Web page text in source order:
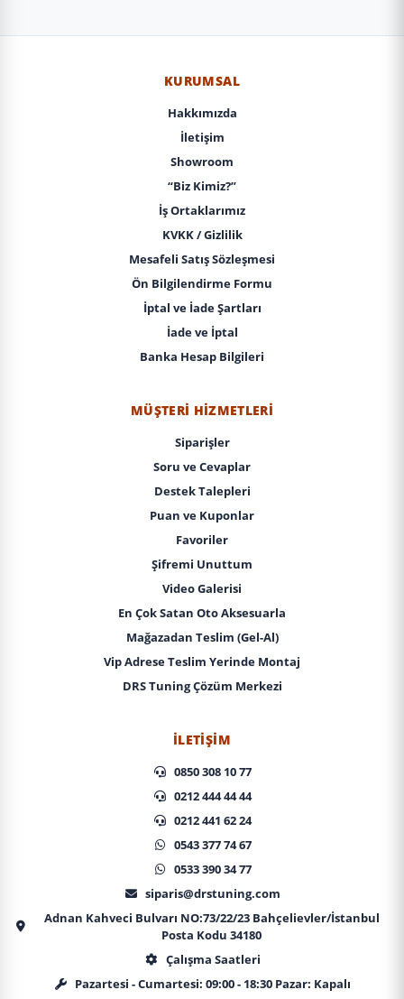
KURUMSAL
Hakkımızda
İletişim
Showroom
“Biz Kimiz?”
İş Ortaklarımız
KVKK / Gizlilik
Mesafeli Satış Sözleşmesi
Ön Bilgilendirme Formu
İptal ve İade Şartları
İade ve İptal
Banka Hesap Bilgileri
MÜŞTERI HIZMETLERI
Siparişler
Soru ve Cevaplar
Destek Talepleri
Puan ve Kuponlar
Favoriler
Şifremi Unuttum
Video Galerisi
En Çok Satan Oto Aksesuarla
Mağazadan Teslim (Gel-Al)
Vip Adrese Teslim Yerinde Montaj
DRS Tuning Çözüm Merkezi
İLETIŞIM
0850 308 10 77
0212 444 44 44
0212 441 62 24
0543 377 74 67
0533 390 34 77
siparis@drstuning.com
Adnan Kahveci Bulvarı NO:73/22/23 Bahçelievler/İstanbul
Posta Kodu 34180
Çalışma Saatleri
Pazartesi - Cumartesi: 09:00 - 18:30 Pazar: Kapalı